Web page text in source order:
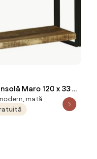
Maro 120 x 33 x
solidmată